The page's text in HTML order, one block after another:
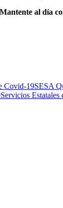
Mantente al día
Covid-19SESA
Servicios